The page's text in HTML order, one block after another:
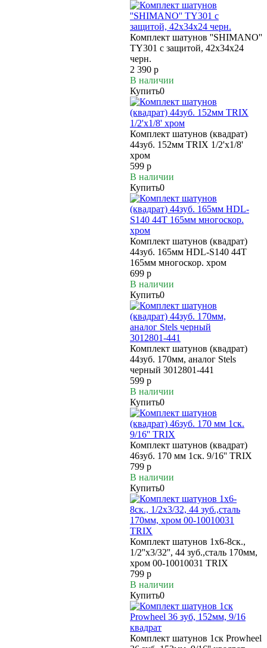
Комплект шатунов ''SHIMANO''
TY301 с защитой, 42х34х24
черн.
2 390 р
В наличии
Купить0
Комплект шатунов (квадрат)
44зуб. 152мм TRIX 1/2'x1/8'
хром
599 р
В наличии
Купить0
Комплект шатунов (квадрат)
44зуб. 165мм HDL-S140 44T
165мм многоскор. хром
699 р
В наличии
Купить0
Комплект шатунов (квадрат)
44зуб. 170мм, аналог Stels
черный 3012801-441
599 р
В наличии
Купить0
Комплект шатунов (квадрат)
46зуб. 170 мм 1cк. 9/16'' TRIX
799 р
В наличии
Купить0
Комплект шатунов 1x6-8ск.,
1/2''х3/32'', 44 зуб.,сталь 170мм,
хром 00-10010031 TRIX
799 р
В наличии
Купить0
Комплект шатунов 1ск Prowheel